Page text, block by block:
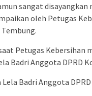
sangat disayangkan
oleh Petugas
Petugas Kebersihan
Badri Anggota DPRD
Lela Badri Anggota